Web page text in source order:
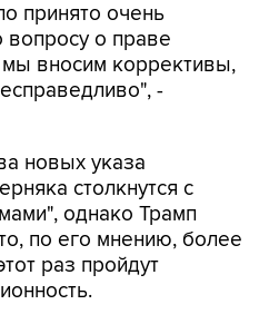
принято очень
о праве
вносим коррективы,
-
новых указа
столкнутся с
однако Трамп
по его мнению, более
раз пройдут